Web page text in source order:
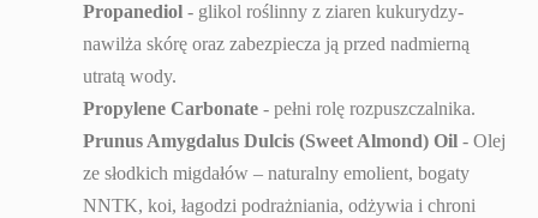
Propanediol - glikol roślinny z ziaren kukurydzy-
nawilża skórę oraz zabezpiecza ją przed nadmierną
utratą wody.
Propylene Carbonate - pełni rolę rozpuszczalnika.
Prunus Amygdalus Dulcis (Sweet Almond) Oil - Olej
ze słodkich migdałów – naturalny emolient, bogaty
NNTK, koi, łagodzi podrażniania, odżywia i chroni